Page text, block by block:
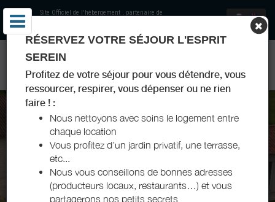
Site Officiel de l'hébergement , partenaire de
GÎTES - MAS DE FAYOLLE - MAS DE VIOLETTE - MAS DE
BARRAT - PÉRIGORD
RÉSERVEZ VOTRE SÉJOUR L'ESPRIT
SEREIN
Profitez de votre séjour pour vous détendre, vous
ressourcer, respirer, vous dépenser ou ne rien
faire ! :
Nous nettoyons avec soins le logement entre
chaque location
Vous profitez d’un jardin privatif, une terrasse,
etc...
Nous vous conseillons de bonnes adresses
(producteurs locaux, restaurants…) et vous
partagerons nos petits secrets